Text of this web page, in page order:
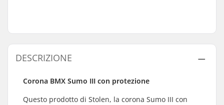
DESCRIZIONE
Corona BMX Sumo III con protezione
Questo prodotto di Stolen, la corona Sumo III con